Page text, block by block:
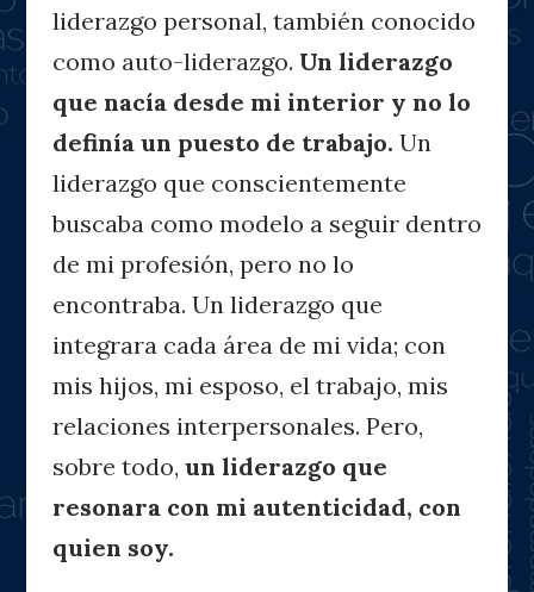
liderazgo personal, también conocido
como auto-liderazgo. Un liderazgo
que nacía desde mi interior y no lo
definía un puesto de trabajo. Un
liderazgo que conscientemente
buscaba como modelo a seguir dentro
de mi profesión, pero no lo
encontraba. Un liderazgo que
integrara cada área de mi vida; con
mis hijos, mi esposo, el trabajo, mis
relaciones interpersonales. Pero,
sobre todo, un liderazgo que
resonara con mi autenticidad, con
quien soy.